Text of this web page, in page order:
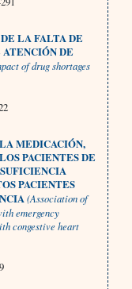
LA FALTA DE
DE
of drug shortages
MEDICACIÓN,
PACIENTES DE
PACIENTES
(Association of
emergency
congestive heart